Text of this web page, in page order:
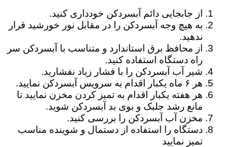
از جابجایی دائم آبسردکن خودداری کنید.
به هیچ وجه آبسردکن را در مقابل نور خورشید قرار
ندهید.
از محافظ برق استاندارد و متناسب با آبسردکن سر
راه دستگاه استفاده کنید.
شیر آب آبسردکن را با فشار زیاد نفشارید.
هر ۶ ماه یکبار اقدام به سرویس آبسردکن نمایید.
هر هفته یکبار اقدام به تمیز کردن مخزن نمایید تا
مانع رشد جلبک و بوی بد آبسردکن شوید.
مخزن آب آبسردکن را بررسی کنید.
دستگاه را استفاده از دستمال و شوینده مناسب
تمیز نمایید